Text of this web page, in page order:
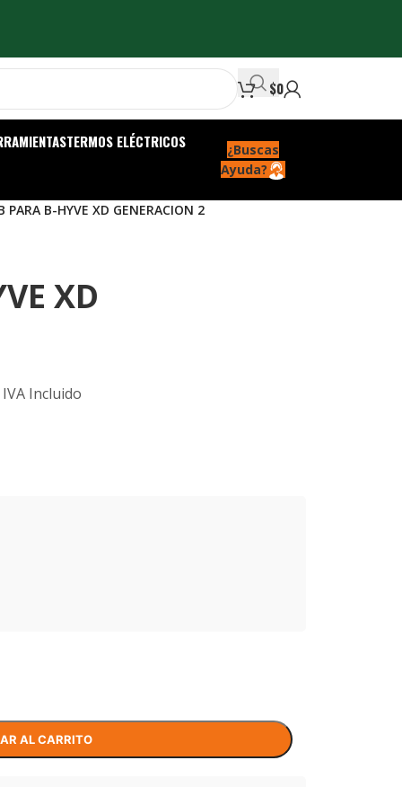
$0
TERMOS ELÉCTRICOS
¿Buscas
Ayuda?
PARA B-HYVE XD GENERACION 2
XD
IVA Incluido
AL CARRITO